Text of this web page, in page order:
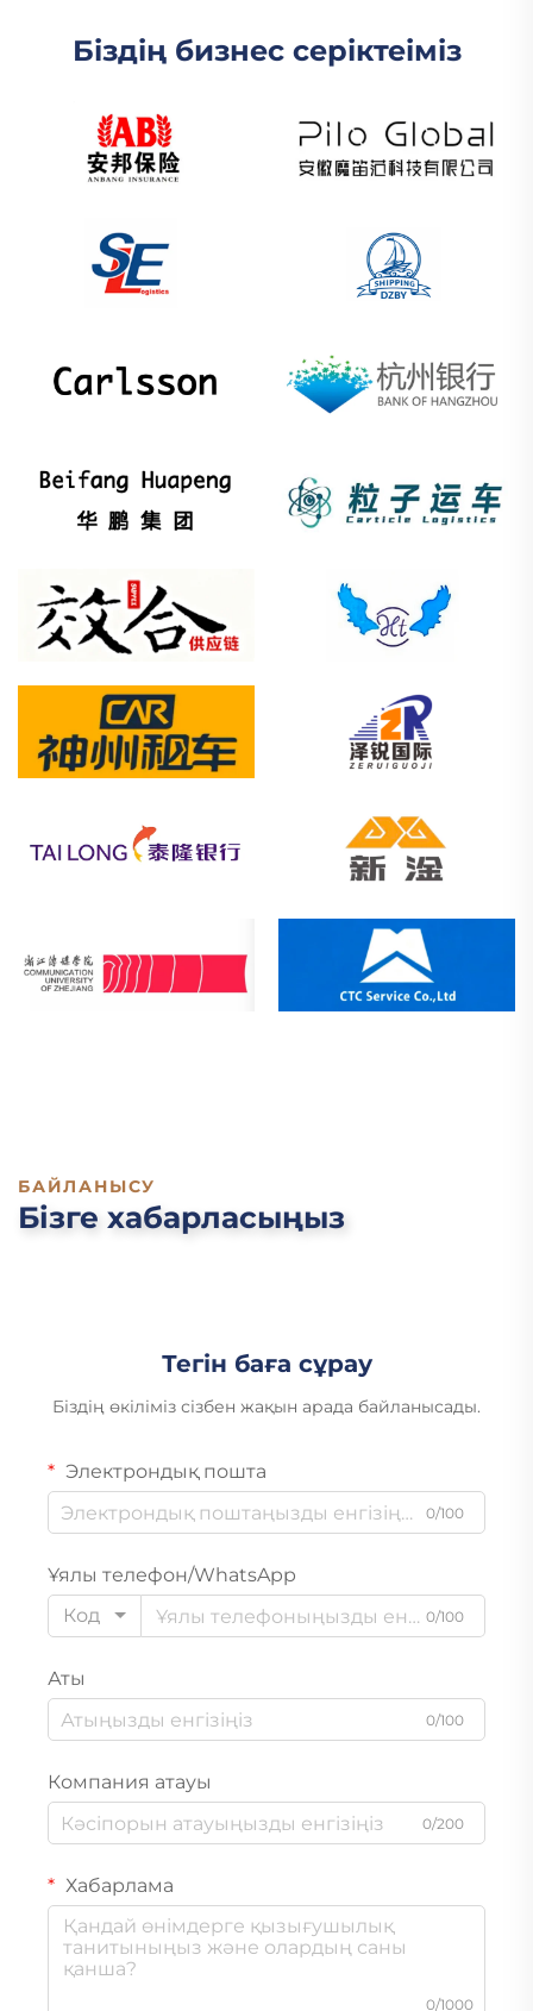
Біздің бизнес серіктеіміз
БАЙЛАНЫСУ
Бізге хабарласыңыз
Тегін баға сұрау
Біздің өкіліміз сізбен жақын арада байланысады.
Электрондық пошта
0/100
Ұялы телефон/WhatsApp
Код
0/100
Аты
0/100
Компания атауы
0/200
Хабарлама
0/1000